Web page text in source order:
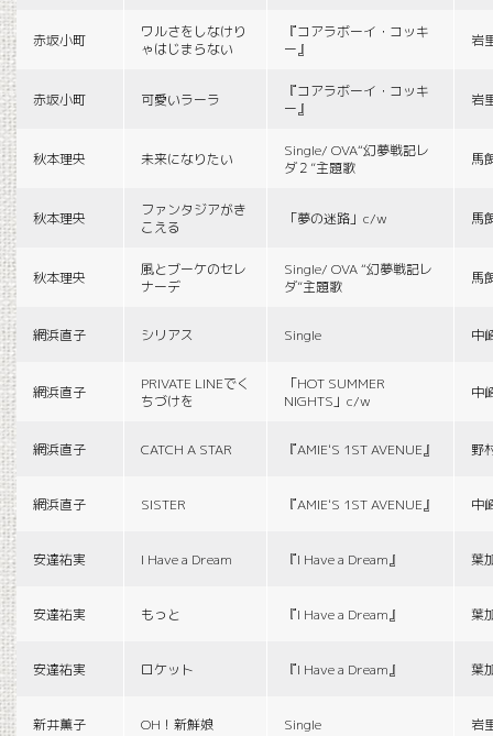
赤坂小町
ワルさをしなけり
ゃはじまらない
『コアラボーイ・コッキ
ー』
岩
赤坂小町 可愛いラーラ
『コアラボーイ・コッキ
ー』
岩
秋本理央 未来になりたい
Single/ OVA“幻夢戦記レ
ダ２”主題歌
馬
秋本理央
ファンタジアがき
こえる
「夢の迷路」c/w 馬
秋本理央
風とブーケのセレ
ナーデ
Single/ OVA “幻夢戦記レ
ダ”主題歌
馬
網浜直子 シリアス Single 中
網浜直子
PRIVATE LINEでく
ちづけを
「HOT SUMMER
NIGHTS」c/w
中
網浜直子 CATCH A STAR 『AMIE'S 1ST AVENUE』 野
網浜直子 SISTER 『AMIE'S 1ST AVENUE』 中
安達祐実 I Have a Dream 『I Have a Dream』 葉
安達祐実 もっと 『I Have a Dream』 葉
安達祐実 ロケット 『I Have a Dream』 葉
新井薫子 OH！新鮮娘 Single 岩